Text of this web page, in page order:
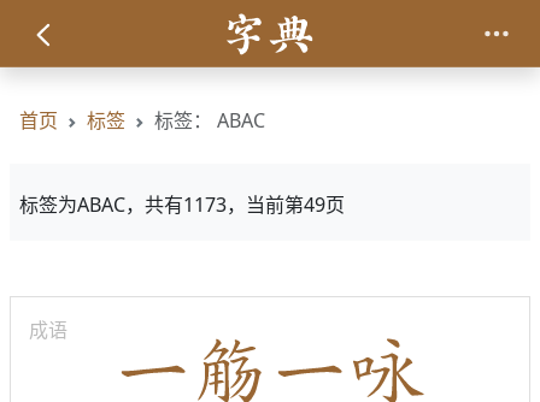
首页 标签 标签： ABAC
标签为ABAC，共有1173，当前第49页
成语